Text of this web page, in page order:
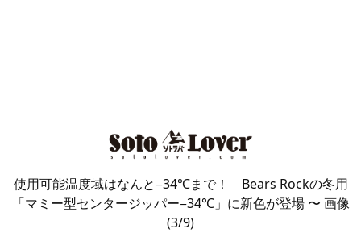
使用可能温度域はなんと−34℃まで！ Bears Rockの冬用
「マミー型センタージッパー−34℃」に新色が登場 〜 画像
(3/9)